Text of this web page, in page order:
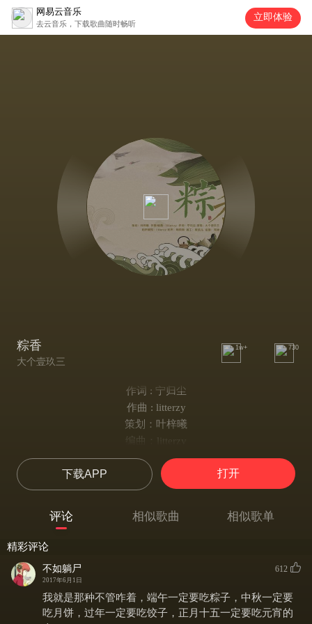
网易云音乐
去云音乐，下载歌曲随时畅听
立即体验
粽香
大个壹玖三
1w+ 730
作词 : 宁归尘
作曲 : litterzy
策划：叶梓曦
编曲：litterzy
和声编写：litterzy
和声：梅粮新
美工：思倍儿
黄昏沉沉的影子拖着夕阳
灶中的木柴被火烧得作响
冒着雾气的水被淋个滚烫
下载APP 打开
评论 相似歌曲 相似歌单
精彩评论
不如躺尸
2017年6月1日
612
我就是那种不管咋着，端午一定要吃粽子，中秋一定要
吃月饼，过年一定要吃饺子，正月十五一定要吃元宵的